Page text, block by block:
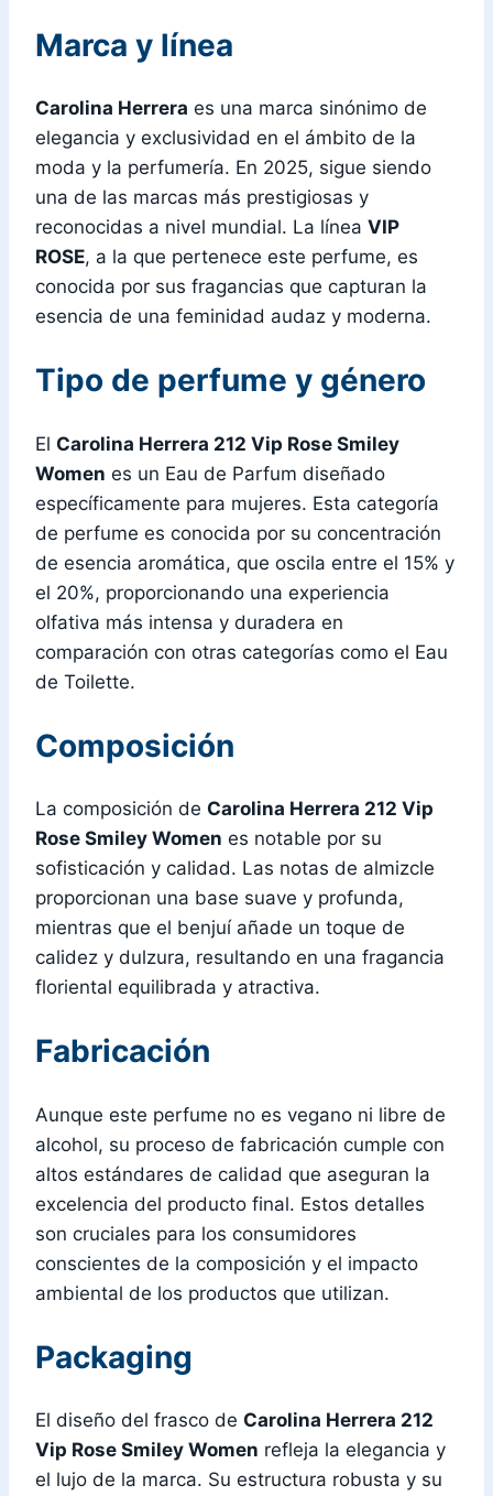
Marca y línea
Carolina Herrera es una marca sinónimo de
elegancia y exclusividad en el ámbito de la
moda y la perfumería. En 2025, sigue siendo
una de las marcas más prestigiosas y
reconocidas a nivel mundial. La línea VIP
ROSE, a la que pertenece este perfume, es
conocida por sus fragancias que capturan la
esencia de una feminidad audaz y moderna.
Tipo de perfume y género
El Carolina Herrera 212 Vip Rose Smiley
Women es un Eau de Parfum diseñado
específicamente para mujeres. Esta categoría
de perfume es conocida por su concentración
de esencia aromática, que oscila entre el 15% y
el 20%, proporcionando una experiencia
olfativa más intensa y duradera en
comparación con otras categorías como el Eau
de Toilette.
Composición
La composición de Carolina Herrera 212 Vip
Rose Smiley Women es notable por su
sofisticación y calidad. Las notas de almizcle
proporcionan una base suave y profunda,
mientras que el benjuí añade un toque de
calidez y dulzura, resultando en una fragancia
floriental equilibrada y atractiva.
Fabricación
Aunque este perfume no es vegano ni libre de
alcohol, su proceso de fabricación cumple con
altos estándares de calidad que aseguran la
excelencia del producto final. Estos detalles
son cruciales para los consumidores
conscientes de la composición y el impacto
ambiental de los productos que utilizan.
Packaging
El diseño del frasco de Carolina Herrera 212
Vip Rose Smiley Women refleja la elegancia y
el lujo de la marca. Su estructura robusta y su